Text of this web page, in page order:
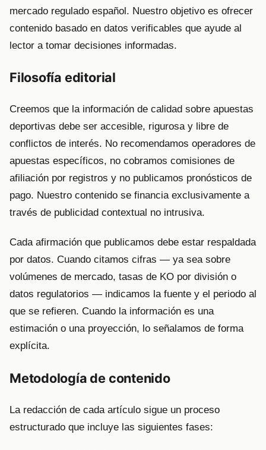
mercado regulado español. Nuestro objetivo es ofrecer
contenido basado en datos verificables que ayude al
lector a tomar decisiones informadas.
Filosofía editorial
Creemos que la información de calidad sobre apuestas
deportivas debe ser accesible, rigurosa y libre de
conflictos de interés. No recomendamos operadores de
apuestas específicos, no cobramos comisiones de
afiliación por registros y no publicamos pronósticos de
pago. Nuestro contenido se financia exclusivamente a
través de publicidad contextual no intrusiva.
Cada afirmación que publicamos debe estar respaldada
por datos. Cuando citamos cifras — ya sea sobre
volúmenes de mercado, tasas de KO por división o
datos regulatorios — indicamos la fuente y el periodo al
que se refieren. Cuando la información es una
estimación o una proyección, lo señalamos de forma
explícita.
Metodología de contenido
La redacción de cada artículo sigue un proceso
estructurado que incluye las siguientes fases: